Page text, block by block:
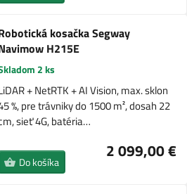
kosačka Segway
H215E
2 ks
+ NetRTK + AI Vision, max. sklon
%, pre trávniky do 1500 m², dosah 22
sieť 4G, batéria…
2 099,00 €
Do košíka